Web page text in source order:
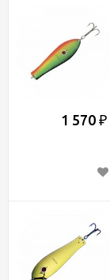
1 570 ₽